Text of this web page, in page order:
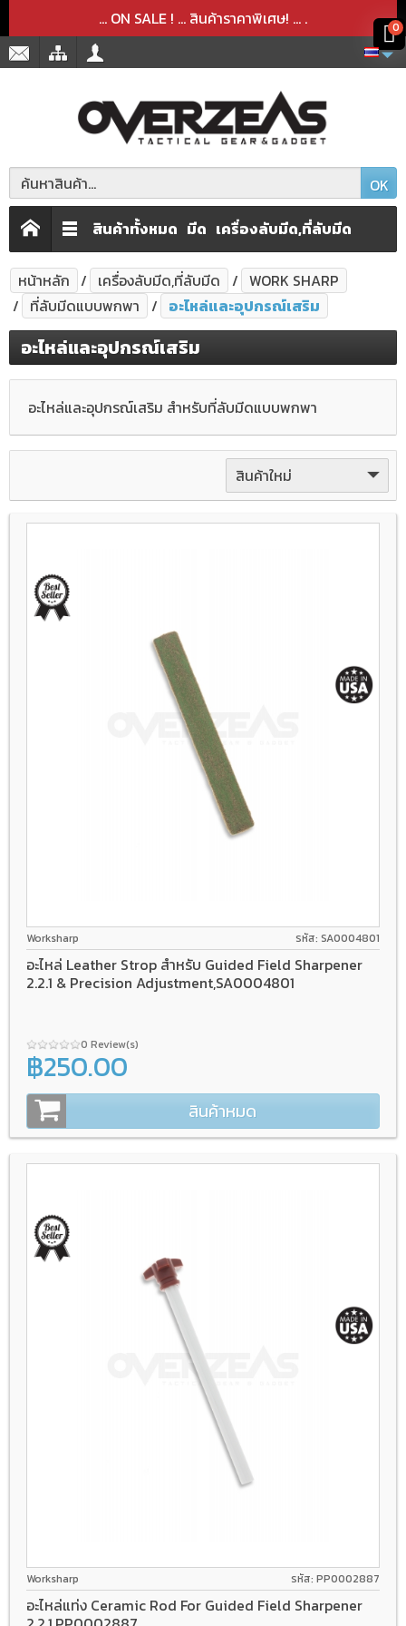
... ON SALE ! ... สินค้าราคาพิเศษ! ... .
OK
สินค้าทั้งหมด มีด เครื่องลับมีด,ที่ลับมีด
หน้าหลัก เครื่องลับมีด,ที่ลับมีด
WORK SHARP
ที่ลับมีดแบบพกพา
อะไหล่และอุปกรณ์เสริม
อะไหล่และอุปกรณ์เสริม
อะไหล่และอุปกรณ์เสริม สำหรับที่ลับมีดแบบพกพา
สินค้าใหม่
Worksharp รหัส: SA0004801
อะไหล่ Leather Strop สำหรับ Guided Field Sharpener
2.2.1 & Precision Adjustment,SA0004801
0 Review(s)
฿250.00
สินค้าหมด
Worksharp รหัส: PP0002887
อะไหล่แท่ง Ceramic Rod For Guided Field Sharpener
สินค้าได้เพิ่มลงในตะกร้าเรียบร้อยแล้ว
สินค้าได้ถูกลบออกจากตะกร้าเรียบร้อยแล้ว
0